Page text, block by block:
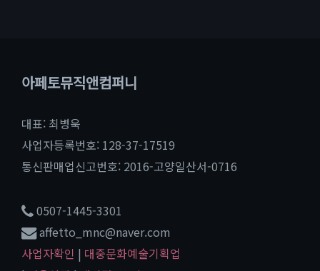
아페토뮤직앤컴퍼니
대표: 최병욱
사업자등록번호: 128-37-17519
통신판매업신고번호: 2016-고양일산서-0716
0507-1445-3301
affetto_mnc@naver.com
사업자확인 | 대중문화예술기획업